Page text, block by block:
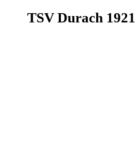
TSVDurach 1921